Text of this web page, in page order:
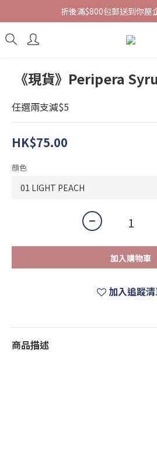
折後滿$800包郵送到你屋
《現貨》Peripera
任選兩支減$5
HK$75.00
顏色
加入購物車
加入追蹤
商品描述